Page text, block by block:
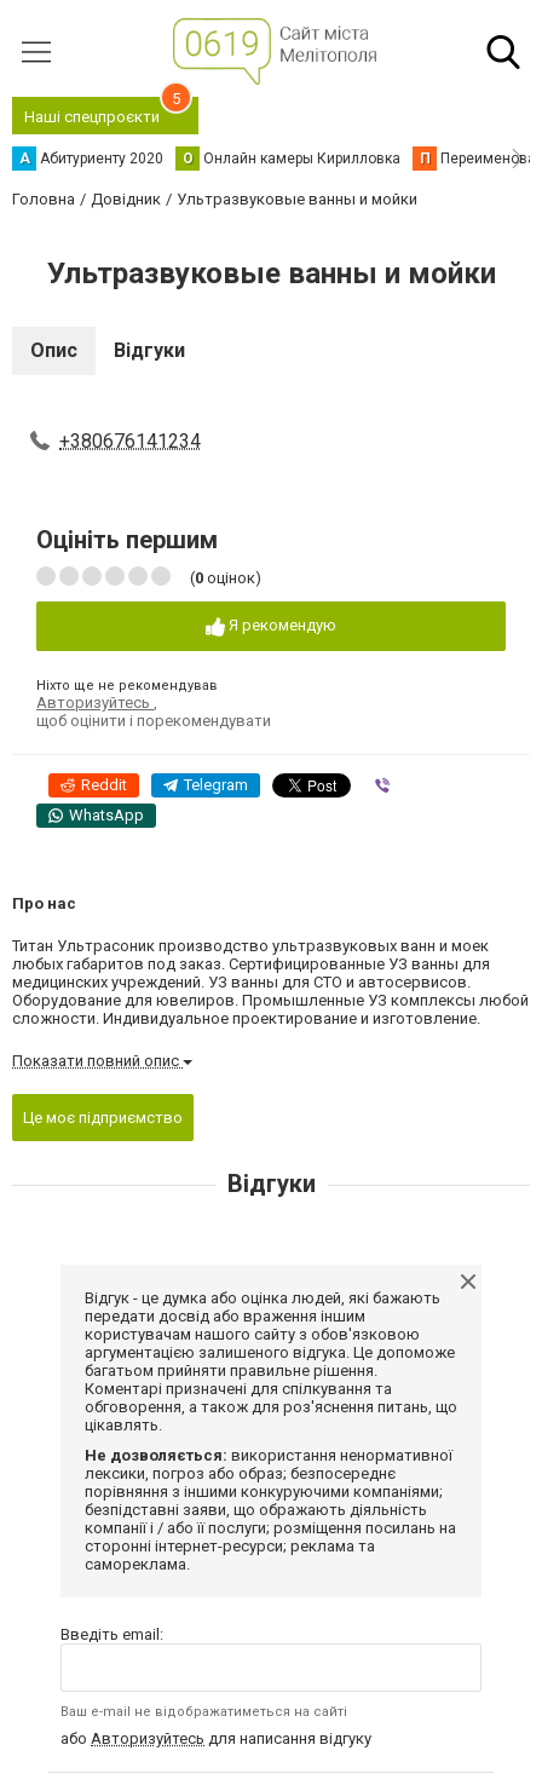
Наші спецпроєкти
5
А Абитуриенту 2020 О Онлайн камеры Кирилловка П
Головна Довідник Ультразвуковые ванны и мойки
Ультразвуковые ванны и мойки
Опис Відгуки
+380676141234
Оцініть першим
(0 оцінок)
Я рекомендую
Ніхто ще не рекомендував
Авторизуйтесь
щоб оцінити і порекомендувати
Reddit Telegram
WhatsApp
Про нас
Титан Ультрасоник производство ультразвуковых ванн и моек
любых габаритов под заказ. Сертифицированные УЗ ванны для
медицинских учреждений. УЗ ванны для СТО и автосервисов.
Оборудование для ювелиров. Промышленные УЗ комплексы любой
сложности. Индивидуальное проектирование и изготовление.
Показати повний опис
Це моє підприємство
Відгуки
Відгук - це думка або оцінка людей, які бажають
передати досвід або враження іншим
користувачам нашого сайту з обов'язковою
аргументацією залишеного відгука. Це допоможе
багатьом прийняти правильне рішення.
Коментарі призначені для спілкування та
обговорення, а також для роз'яснення питань, що
цікавлять.
Не дозволяється: використання ненормативної
лексики, погроз або образ; безпосереднє
порівняння з іншими конкуруючими компаніями;
безпідставні заяви, що ображають діяльність
компанії і / або її послуги; розміщення посилань на
сторонні інтернет-ресурси; реклама та
самореклама.
Введіть email:
Ваш e-mail не відображатиметься на сайті
або Авторизуйтесь для написання відгуку